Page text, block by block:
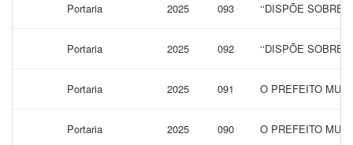
Portaria 2025 093 ‘‘DISPÕE SOBRE
Portaria 2025 092 ‘‘DISPÕE SOBRE
Portaria 2025 091 O PREFEITO
Portaria 2025 090 O PREFEITO